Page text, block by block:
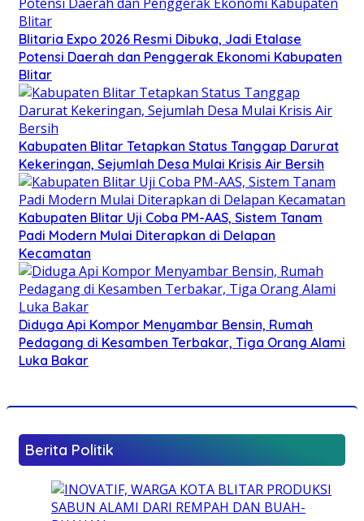
Blitaria Expo 2026 Resmi Dibuka, Jadi Etalase
Potensi Daerah dan Penggerak Ekonomi Kabupaten
Blitar
Kabupaten Blitar Tetapkan Status Tanggap Darurat
Kekeringan, Sejumlah Desa Mulai Krisis Air Bersih
Kabupaten Blitar Uji Coba PM-AAS, Sistem Tanam
Padi Modern Mulai Diterapkan di Delapan
Kecamatan
Diduga Api Kompor Menyambar Bensin, Rumah
Pedagang di Kesamben Terbakar, Tiga Orang Alami
Luka Bakar
Berita Politik